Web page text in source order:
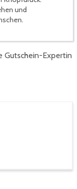
und
Gutschein-Expertin